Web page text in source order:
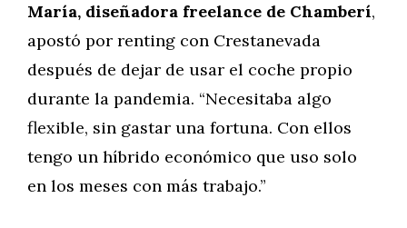
María, diseñadora freelance de Chamberí,
apostó por renting con Crestanevada
después de dejar de usar el coche propio
durante la pandemia. “Necesitaba algo
flexible, sin gastar una fortuna. Con ellos
tengo un híbrido económico que uso solo
en los meses con más trabajo.”